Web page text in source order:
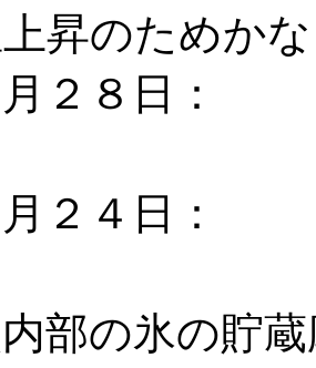
昇のためか
２８日：
２４日：
部の氷の貯